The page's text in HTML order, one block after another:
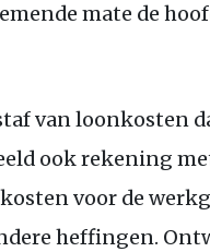
mate de
van loonkosten
ook rekening
voor de
heffingen.